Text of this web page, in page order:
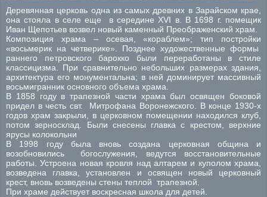
Деревянная церковь одна из самых древних в Зарайском крае,
она стояла в селе еще в середине XVI в. В 1698 г. помещик
Иван Щепотьев возвел новый каменный Преображенский храм.
Композиция храма – осевая, «кораблем»; тип постройки
«восьмерик на четверике». Позднее художественные формы
раннего петровского барокко были переработаны в стиле
классицизма. При сравнительно небольших размерах здания,
архитектура его монументальна; в ней доминирует массивный
восьмигранник основного объема храма.
В 1858 году в трапезной части храма был освящен боковой
придел в честь свт. Митрофана Воронежского. В конце 1930-х
годов храм закрыли, в церковном помещении находился клуб,
потом зерносклад. Были снесены главка с крестом, верхние
ярусы колокольни
В 1998 году была вновь создана церковная община и
возобновились богослужения, ведутся восстановительные
работы. Устроена новая кровля над алтарем и куполом храма,
возведена главка, установлен и освящен новый церковный
крест, вновь возведены стены теплой трапезной.
При храме действует воскресная школа для детей.